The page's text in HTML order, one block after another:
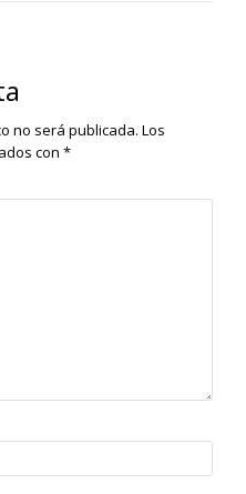
no será publicada. Los
con *